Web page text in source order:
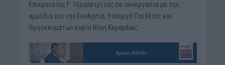
Επικρατείας Γ. Γεραπετρίτης σε συνεργασία με την,
αρμόδια για την Εκκλησία, Υπουργό Παιδείας και
Θρησκευμάτων κυρία Νίκη Κεραμέως.